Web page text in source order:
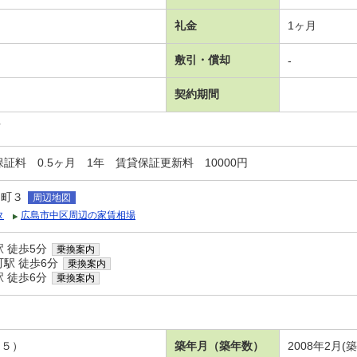
礼金 1ヶ月
敷引・償却 -
契約期間
証料 0.5ヶ月 1年 賃貸保証更新料 10000円
３
周辺地図
広島市中区周辺の家賃相場
徒歩5分 乗換案内
駅 徒歩6分 乗換案内
徒歩6分 乗換案内
） 築年月（築年数） 2008年2月(